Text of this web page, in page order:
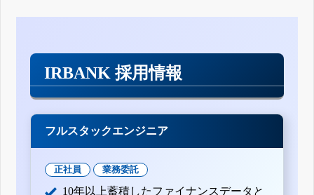
IRBANK 採用情報
フルスタックエンジニア
正社員 業務委託
10年以上蓄積したファイナンスデータと